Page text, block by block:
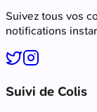
Suivez tous vos
notifications
Suivi de Colis